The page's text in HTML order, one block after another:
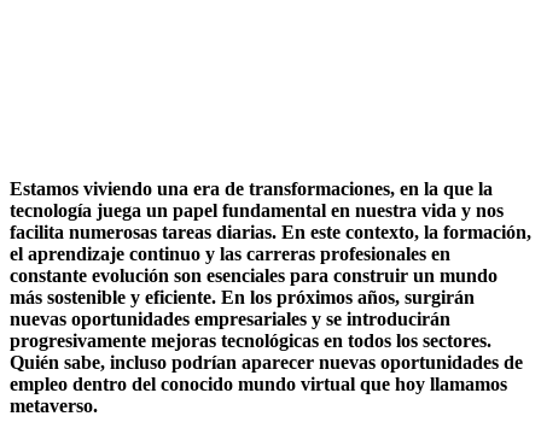
Estamos viviendo una era de transformaciones, en la que la
tecnología juega un papel fundamental en nuestra vida y nos
facilita numerosas tareas diarias. En este contexto, la formación,
el aprendizaje continuo y las carreras profesionales en
constante evolución son esenciales para construir un mundo
más sostenible y eficiente. En los próximos años, surgirán
nuevas oportunidades empresariales y se introducirán
progresivamente mejoras tecnológicas en todos los sectores.
Quién sabe, incluso podrían aparecer nuevas oportunidades de
empleo dentro del conocido mundo virtual que hoy llamamos
metaverso.